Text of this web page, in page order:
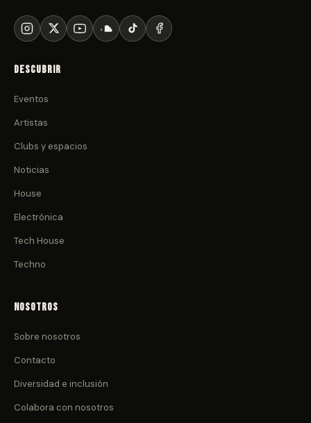
Descubrir
Eventos
Artistas
Clubs y espacios
Noticias
House
Electrónica
Tech House
Techno
Nosotros
Sobre nosotros
Contacto
Diversidad e inclusión
Colabora con nosotros